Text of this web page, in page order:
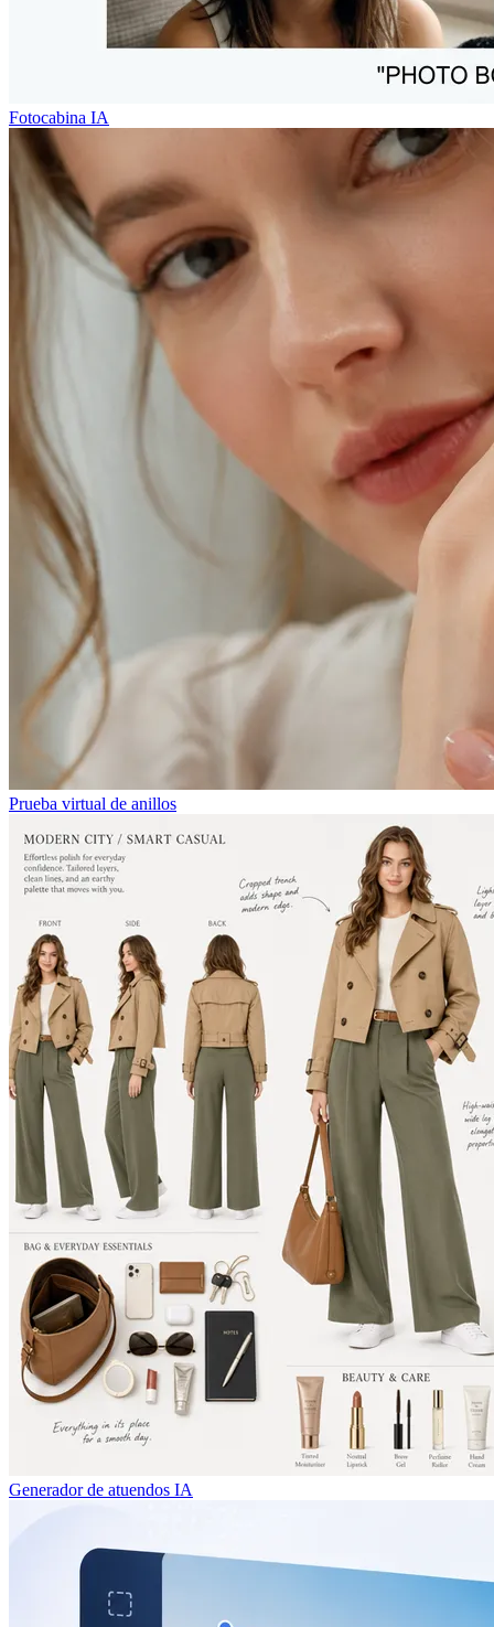
Fotocabina IA
Prueba virtual de anillos
Generador de atuendos IA